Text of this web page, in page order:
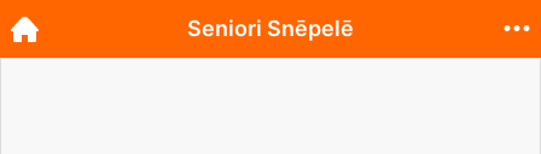
Seniori Snēpelē